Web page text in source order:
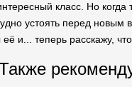
класс. Но когда
устоять перед новым
её и... теперь расскажу,